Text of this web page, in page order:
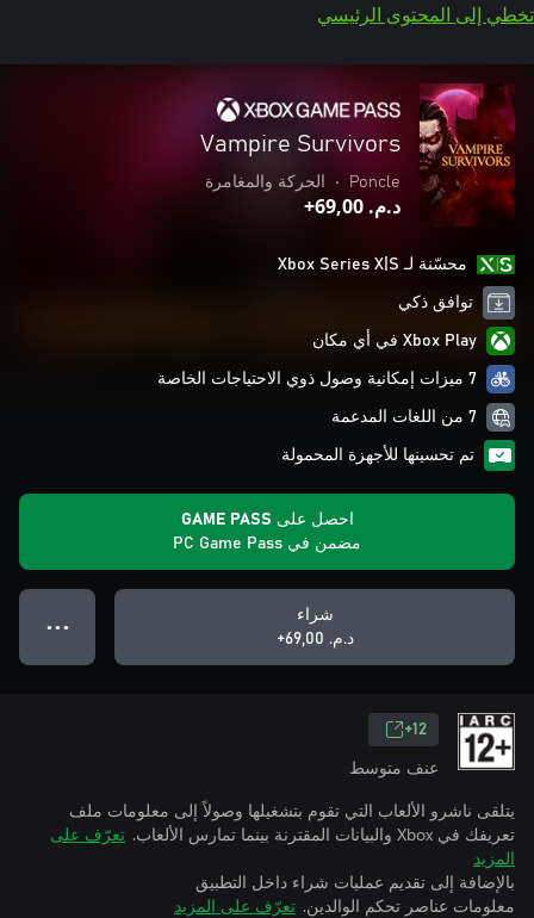
تخطي إلى المحتوى الرئيسي
Vampire Survivors
Poncle
• الحركة والمغامرة
د.م.‏ 69,00+
محسّنة لـ Xbox Series X|S
توافق ذكي
Xbox Play في أي مكان
7 ميزات إمكانية وصول ذوي الاحتياجات الخاصة
7 من اللغات المدعمة
تم تحسينها للأجهزة المحمولة
احصل على GAME PASS
مضمن في PC Game Pass
شراء
د.م.‏ 69,00+
● ● ●
12+
عنف متوسط
يتلقى ناشرو الألعاب التي تقوم بتشغيلها وصولاً إلى معلومات ملف
تعريفك في Xbox والبيانات المقترنة بينما تمارس الألعاب.
تعرّف على
المزيد
بالإضافة إلى تقديم عمليات شراء داخل التطبيق
معلومات عناصر تحكم الوالدين. تعرّف على المزيد